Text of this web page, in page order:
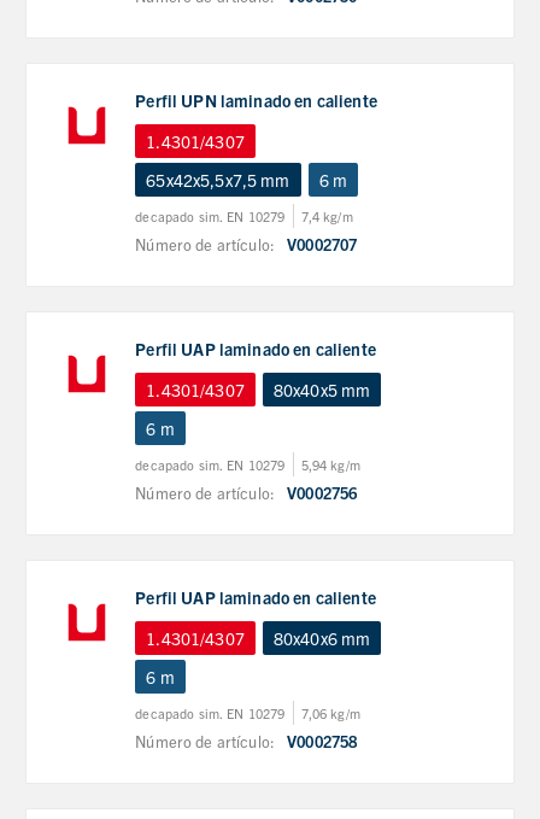
Perfil UPN laminado en caliente
1.4301/4307
65x42x5,5x7,5 mm
6 m
decapado sim. EN 10279 7,4 kg/m
Número de artículo: V0002707
Perfil UAP laminado en caliente
1.4301/4307
80x40x5 mm
6 m
decapado sim. EN 10279 5,94 kg/m
Número de artículo: V0002756
Perfil UAP laminado en caliente
1.4301/4307
80x40x6 mm
6 m
decapado sim. EN 10279 7,06 kg/m
Número de artículo: V0002758